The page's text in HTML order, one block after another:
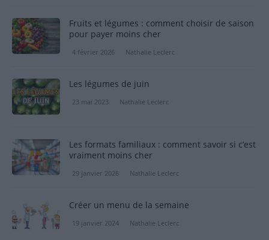
Fruits et légumes : comment choisir de saison
pour payer moins cher
4 février 2026 Nathalie Leclerc
Les légumes de juin
23 mai 2023 Nathalie Leclerc
Les formats familiaux : comment savoir si c’est
vraiment moins cher
29 janvier 2026 Nathalie Leclerc
Créer un menu de la semaine
19 janvier 2024 Nathalie Leclerc